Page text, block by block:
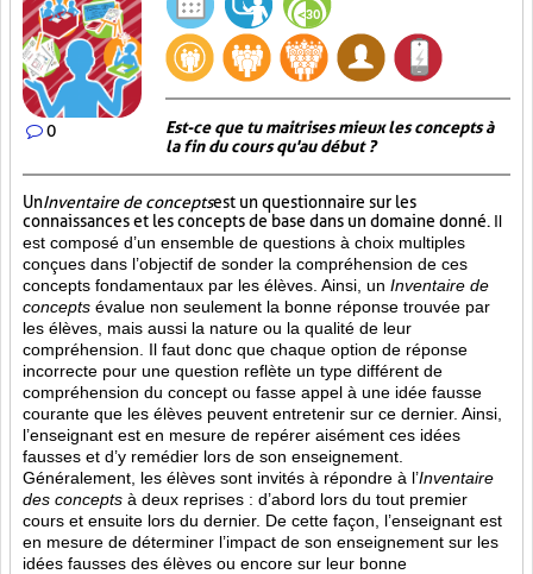
0
Est-ce que tu maitrises mieux les concepts à
la fin du cours qu'au début ?
UnInventaire de conceptsest un questionnaire sur les
connaissances et les concepts de base dans un domaine donné. Il
est composé d’un ensemble de questions à choix multiples
conçues dans l’objectif de sonder la compréhension de ces
concepts fondamentaux par les élèves. Ainsi, un Inventaire de
concepts évalue non seulement la bonne réponse trouvée par
les élèves, mais aussi la nature ou la qualité de leur
compréhension. Il faut donc que chaque option de réponse
incorrecte pour une question reflète un type différent de
compréhension du concept ou fasse appel à une idée fausse
courante que les élèves peuvent entretenir sur ce dernier. Ainsi,
l’enseignant est en mesure de repérer aisément ces idées
fausses et d’y remédier lors de son enseignement.
Généralement, les élèves sont invités à répondre à l’Inventaire
des concepts à deux reprises : d’abord lors du tout premier
cours et ensuite lors du dernier. De cette façon, l’enseignant est
en mesure de déterminer l’impact de son enseignement sur les
idées fausses des élèves ou encore sur leur bonne